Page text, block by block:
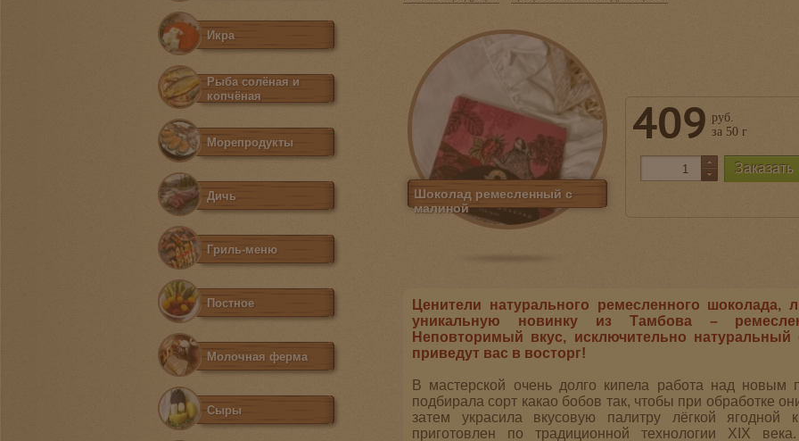
Шоколад ремесленный с
малиной
409 руб.
за 50 г
Ценители натурального ремесленного
уникальную новинку из Тамбова –
Неповторимый вкус, исключительно
приведут вас в восторг!
В мастерской очень долго кипела работа над новым
подбирала сорт какао бобов так, чтобы при обработке
затем украсила вкусовую палитру лёгкой ягодной
приготовлен по традиционной технологии XIX
Икра
Рыба солёная и
копчёная
Морепродукты
Дичь
Гриль-меню
Постное
Молочная ферма
Сыры